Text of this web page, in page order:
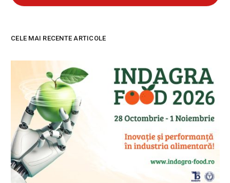
CELE MAI RECENTE ARTICOLE